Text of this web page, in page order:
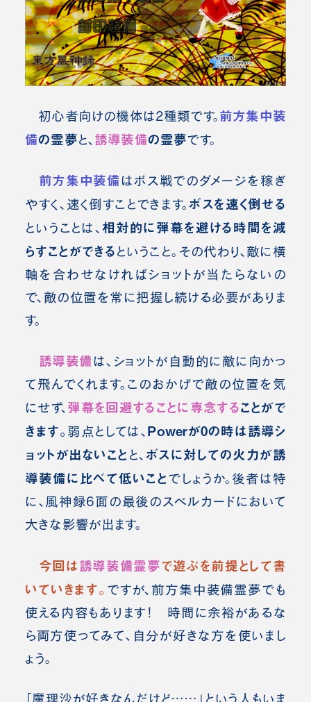
初心者向けの機体は2種類です。 前方集中装
備の霊夢と、 誘導装備の霊夢です。
前方集中装備はボス戦でのダメージを稼ぎ
やすく、速く倒すことできます。ボスを速く倒せる
ということは、 相対的に弾幕を避ける時間を減
らすことができる ということ。その代わり、敵に横
軸を合わせなければショットが当たらないの
で、敵の位置を常に把握し続ける必要がありま
す。
誘導装備は、ショットが自動的に敵に向かっ
て飛んでくれます。このおかげで敵の位置を気
にせず、 弾幕を回避することに専念することがで
きます。 弱点としては、 Powerが0の時は誘導シ
ョットが出ないこと と、 ボスに対しての火力が誘
導装備に比べて低いこと でしょうか。後者は特
に、風神録6面の最後のスペルカードにおいて
大きな影響が出ます。
今回は誘導装備霊夢で遊ぶを前提として書
いていきます。 ですが、前方集中装備霊夢でも
使える内容もあります！ 時間に余裕があるな
ら両方使ってみて、自分が好きな方を使いまし
ょう。
「魔理沙が好きなんだけど……」という人もいま